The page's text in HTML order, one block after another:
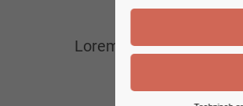
Lorem ipsum dolor sit
commodo